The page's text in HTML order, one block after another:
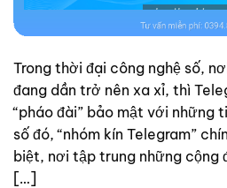
Trong thời đại công nghệ số,
đang dần trở nên xa xỉ, thì
“pháo đài” bảo mật với những
số đó, “nhóm kín Telegram”
biệt, nơi tập trung những cộng
[…]